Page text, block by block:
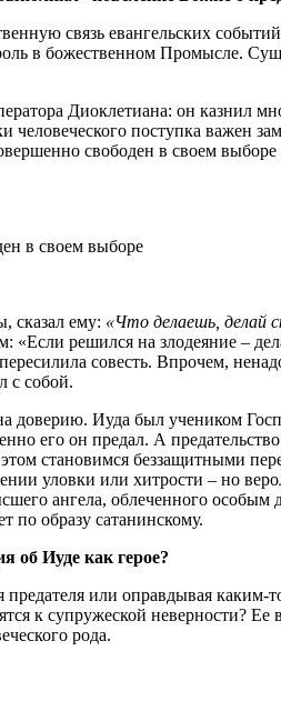
связь евангельских
в божественном Промысле.
Диоклетиана: он казнил
поступка важен
свободен в своем
в своем выборе
сказал ему: «Что делаешь, делай
решился на злодеяние –
совесть. Впрочем,
с собой.
доверию. Иуда был учеником
его он предал. А
становимся беззащитными
уловки или хитрости – но
ангела, облеченного
по образу сатанинскому.
об Иуде как герое?
или оправдывая
супружеской неверности? Ее
рода.